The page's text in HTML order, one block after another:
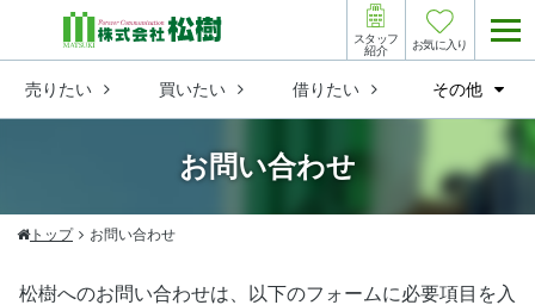
売りたい 買いたい 借りたい その他
スタッフ
紹介
お気に入り
お問い合わせ
トップ お問い合わせ
松樹へのお問い合わせは、以下のフォームに必要項目を入